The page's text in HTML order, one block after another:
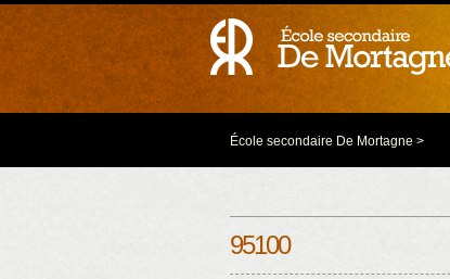
École secondaire De Mortagne >
95100